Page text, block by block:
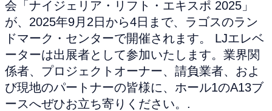
会「ナイジェリア・リフト・エキスポ 2025」
が、2025年9月2日から4日まで、ラゴスのラン
ドマーク・センターで開催されます。 LJエレベ
ーターは出展者として参加いたします。業界関
係者、プロジェクトオーナー、請負業者、およ
び現地のパートナーの皆様に、ホール1のA13ブ
ースへぜひお立ち寄りください。.